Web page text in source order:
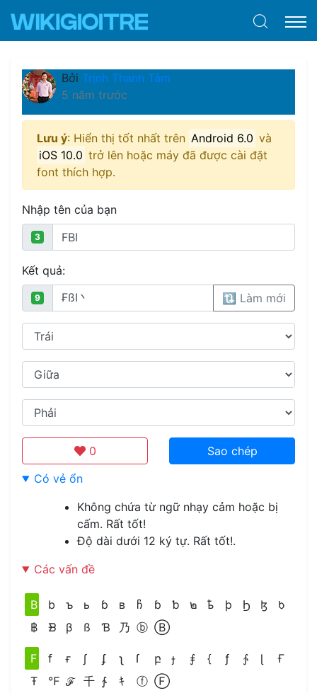
Bởi Trịnh Thanh Tâm
5 năm trước
Lưu ý: Hiển thị tốt nhất trên Android 6.0 và
iOS 10.0 trở lên hoặc máy đã được cài đặt
font thích hợp.
Nhập tên của bạn
3
Kết quả:
9 🔃 Làm mới
0
Sao chép
Có vẻ ổn
Không chứa từ ngữ nhạy cảm hoặc bị
cấm. Rất tốt!
Độ dài dưới 12 ký tự. Rất tốt!.
Các vấn đề
B b ъ ь ɓ в ჩ ɓ ƅ ๒ ҍ þ Ϧ ɮ
ᱠ
฿
ᗽ β ß Ɓ 乃 ⓑ Ⓑ
F f ғ ∫ ʄ ʅ ſ բ ɟ ⨎ { ƒ ∱ ɭ
Ғ
Ŧ
℉ ℱ 千 ∱ ｷ ⓕ Ⓕ